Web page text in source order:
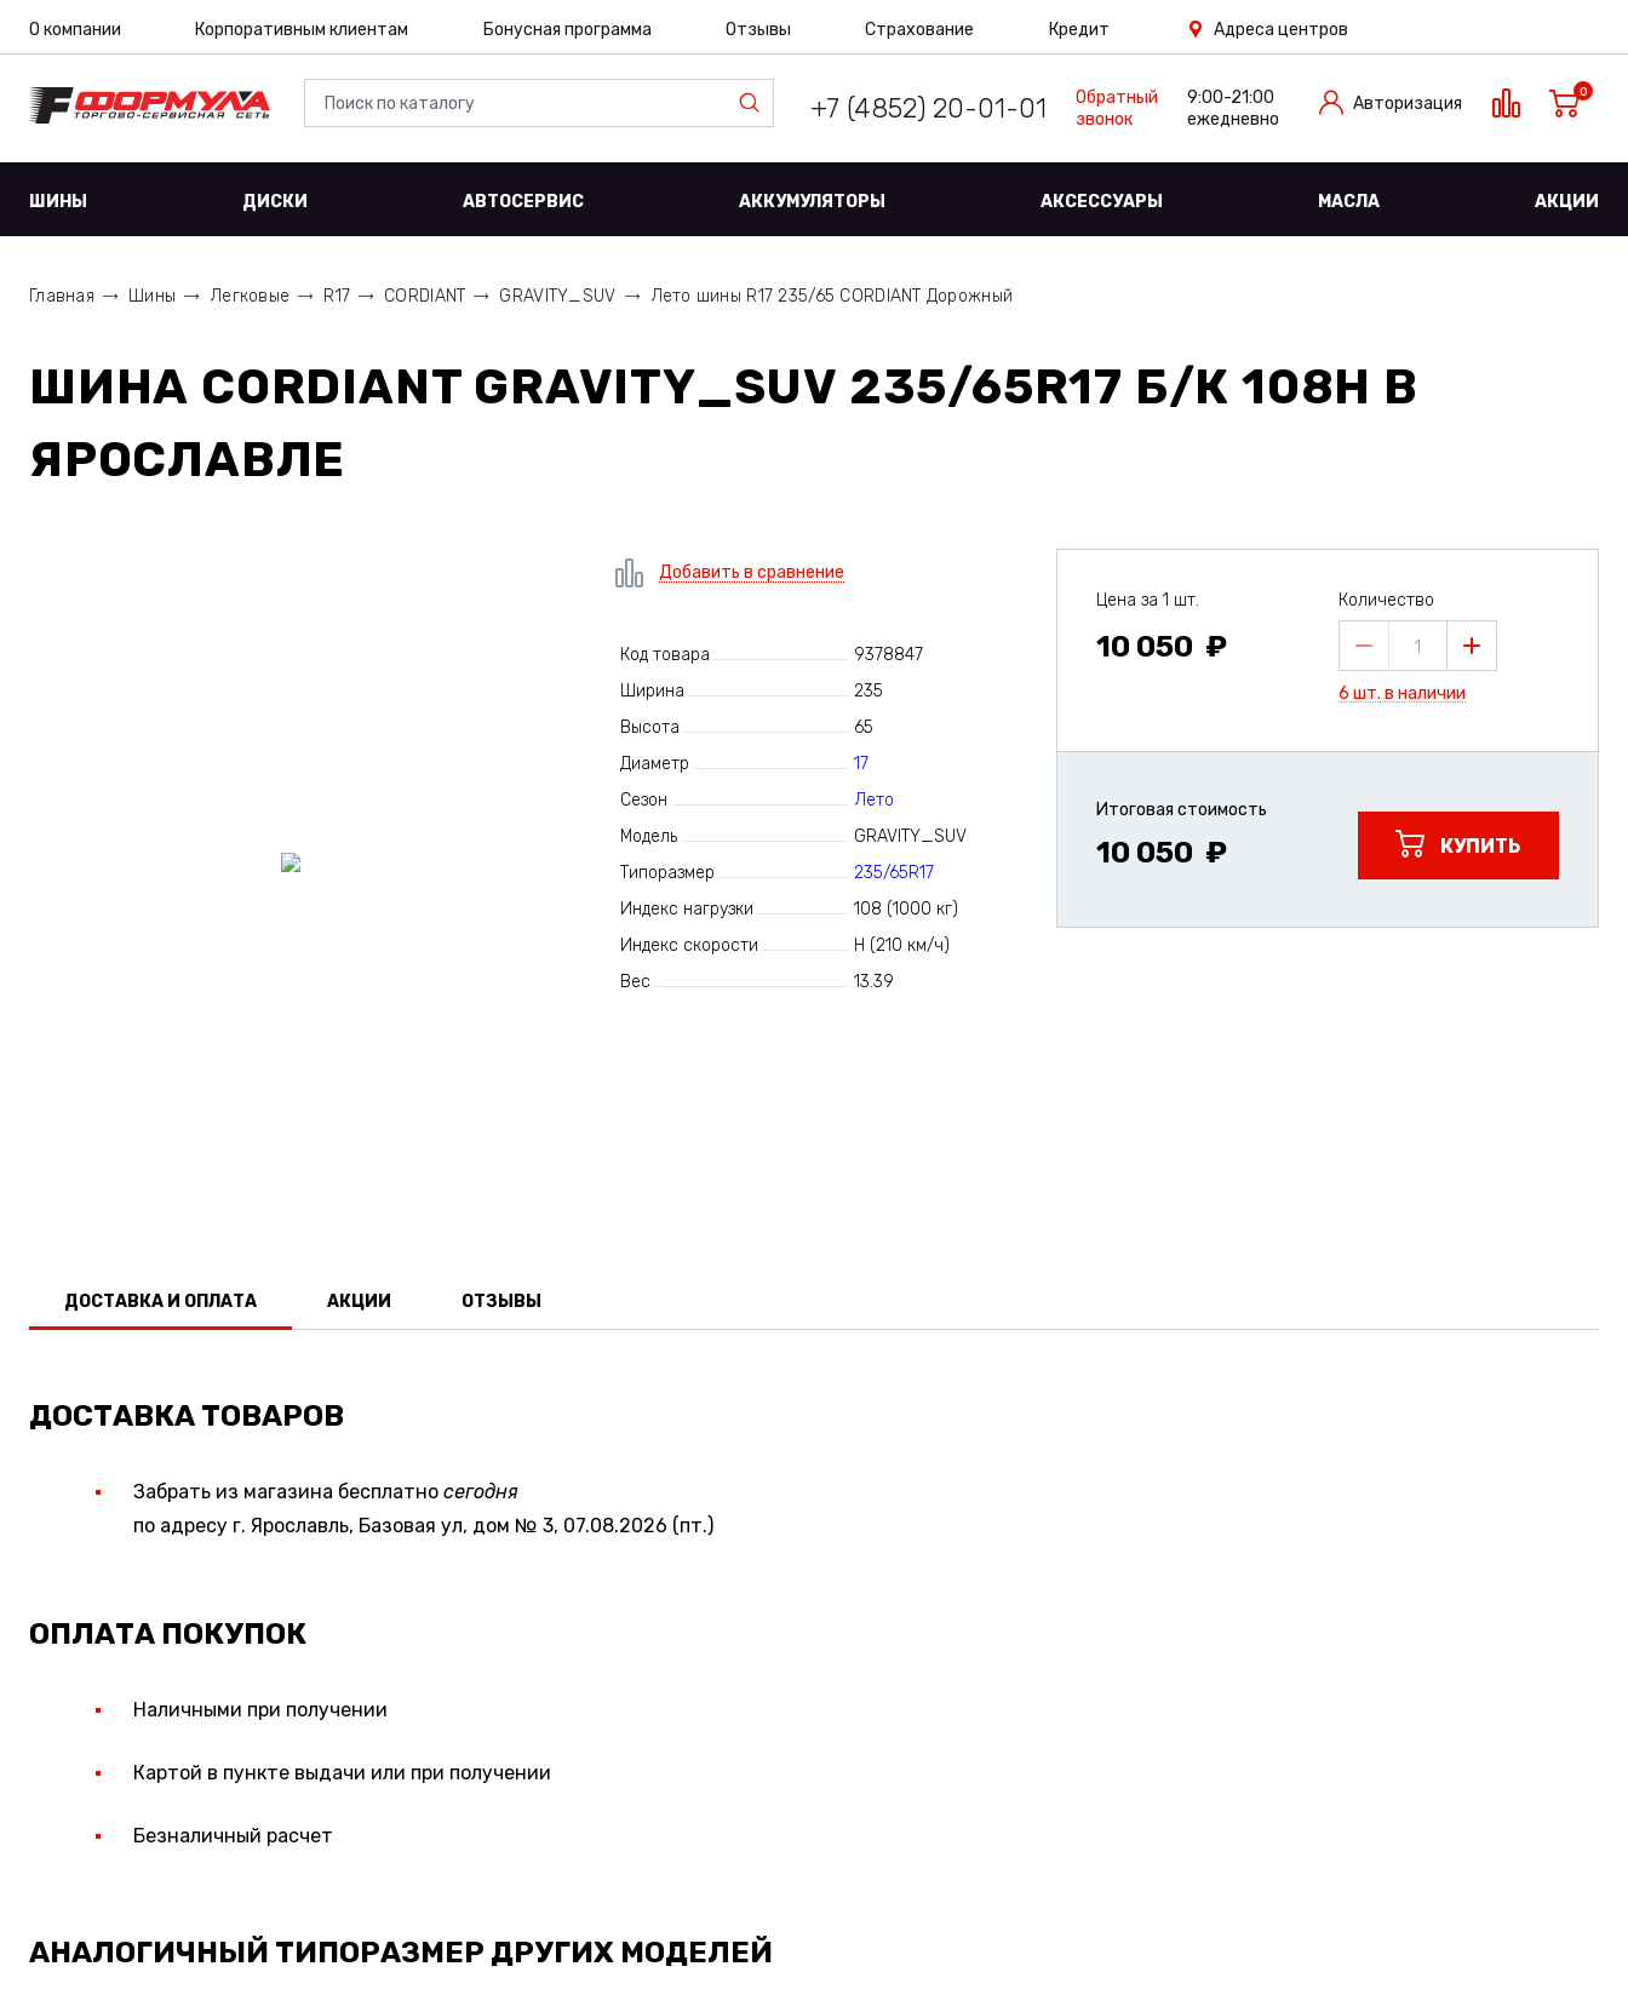
О компании Корпоративным клиентам Бонусная программа Отзывы Страхование Кредит Адреса центров
+7 (4852) 20-01-01
Обратный
звонок
9:00-21:00
ежедневно
Авторизация
0
ШИНЫ ДИСКИ АВТОСЕРВИС АККУМУЛЯТОРЫ АКСЕССУАРЫ МАСЛА АКЦИИ
Главная Шины Легковые R17 CORDIANT GRAVITY_SUV Лето шины R17 235/65 CORDIANT Дорожный
ШИНА CORDIANT GRAVITY_SUV 235/65R17 Б/К 108H В
ЯРОСЛАВЛЕ
Добавить в сравнение
Код товара
9378847
Ширина
235
Высота
65
Диаметр
17
Сезон
Лето
Модель
GRAVITY_SUV
Типоразмер
235/65R17
Индекс нагрузки
108 (1000 кг)
Индекс скорости
H (210 км/ч)
Вес
13.39
Цена за 1 шт.
10 050
Количество
1
6 шт. в наличии
Итоговая стоимость
10 050 КУПИТЬ
ДОСТАВКА И ОПЛАТА АКЦИИ ОТЗЫВЫ
ДОСТАВКА ТОВАРОВ
Забрать из магазина бесплатно сегодня
по адресу г. Ярославль, Базовая ул, дом № 3, 07.08.2026 (пт.)
ОПЛАТА ПОКУПОК
Наличными при получении
Картой в пункте выдачи или при получении
Безналичный расчет
АНАЛОГИЧНЫЙ ТИПОРАЗМЕР ДРУГИХ МОДЕЛЕЙ